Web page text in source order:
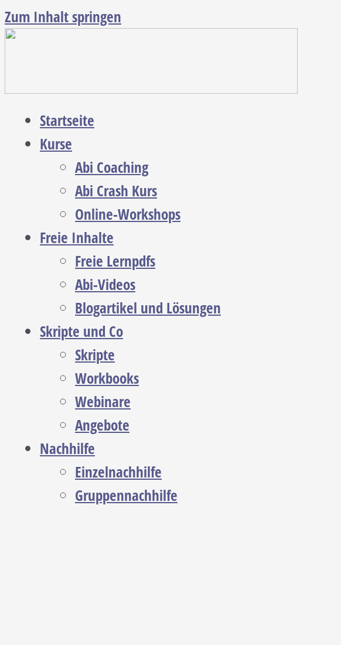
Zum Inhalt springen
Startseite
Kurse
Abi Coaching
Abi Crash Kurs
Online-Workshops
Freie Inhalte
Freie Lernpdfs
Abi-Videos
Blogartikel und Lösungen
Skripte und Co
Skripte
Workbooks
Webinare
Angebote
Nachhilfe
Einzelnachhilfe
Gruppennachhilfe